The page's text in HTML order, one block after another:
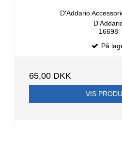
D'Addario
16698
På
65,00 DKK
VIS